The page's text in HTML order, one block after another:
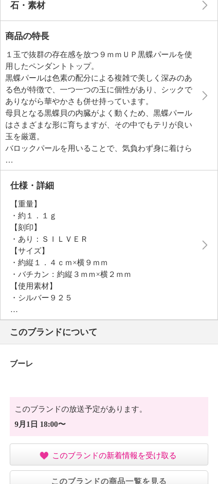
石・素材
商品の特長
１玉で抜群の存在感を放つ９ｍｍＵＰ黒蝶パールを使
用したペンダントトップ。
黒蝶パールは色素の配分による複雑で美しく深みのあ
る色が特徴で、一つ一つの玉に個性があり、シックで
ありながら華やかさも併せ持っています。
母貝となる黒蝶貝の内臓がよく動くため、黒蝶パール
はさまざまな形に育ちますが、その中でもテリが良い
玉を厳選。
バロックパールを用いることで、気負わず身に着けら
れるデイリーな雰囲気に仕上げました。
雑誌などでもよく目にするシルバージュエリーは、
日々のおしゃれとして手軽に取り入れられることから
お手持ちのチェーンと合わせてお楽しみください。
仕様・詳細
【重量】
・約１．１ｇ
【刻印】
・あり：ＳＩＬＶＥＲ
【サイズ】
・約縦１．４ｃｍ×横９ｍｍ
・バチカン：約縦３ｍｍ×横２ｍｍ
【使用素材】
・シルバー９２５
【メッキ素材】
・材質：ロジウムコート
【その他】
・個体差あり
・日本製
このブランドについて
ブーレ
このブランドの放送予定があります。
9月1日 18:00〜
このブランドの新着情報を受け取る
このブランドの商品一覧を見る